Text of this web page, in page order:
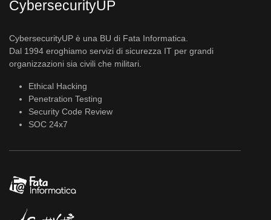
CybersecurityUP
CybersecurityUP è una BU di Fata Informatica.
Dal 1994 eroghiamo servizi di sicurezza IT per grandi
organizzazioni sia civili che militari.
Ethical Hacking
Penetration Testing
Security Code Review
SOC 24x7